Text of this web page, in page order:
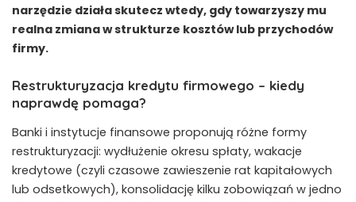
narzędzie działa skutecz wtedy, gdy towarzyszy mu
realna zmiana w strukturze kosztów lub przychodów
firmy.
Restrukturyzacja kredytu firmowego – kiedy
naprawdę pomaga?
Banki i instytucje finansowe proponują różne formy
restrukturyzacji: wydłużenie okresu spłaty, wakacje
kredytowe (czyli czasowe zawieszenie rat kapitałowych
lub odsetkowych), konsolidację kilku zobowiązań w jedno